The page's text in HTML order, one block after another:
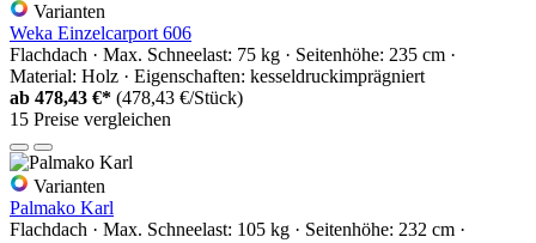
Varianten
Weka Einzelcarport 606
Flachdach · Max. Schneelast: 75 kg · Seitenhöhe: 235 cm ·
Material: Holz · Eigenschaften: kesseldruckimprägniert
ab 478,43 €* (478,43 €/Stück)
15 Preise vergleichen
Varianten
Palmako Karl
Flachdach · Max. Schneelast: 105 kg · Seitenhöhe: 232 cm ·